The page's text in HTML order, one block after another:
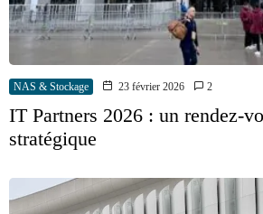
NAS & Stockage 23 février 2026 2
IT Partners 2026 : un rendez-
stratégique